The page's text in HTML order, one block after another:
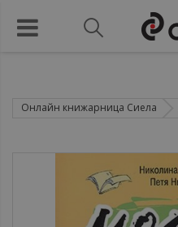
Онлайн книжарница Сиела